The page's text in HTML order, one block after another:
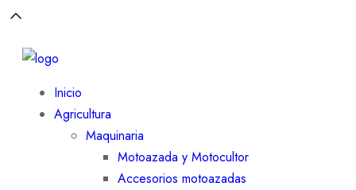
Inicio
Agricultura
Maquinaria
Motoazada y Motocultor
Accesorios motoazadas